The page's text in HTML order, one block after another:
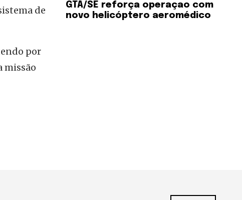
de
por
missão
GTA/SE reforça operaçao com
novo helicóptero aeromédico